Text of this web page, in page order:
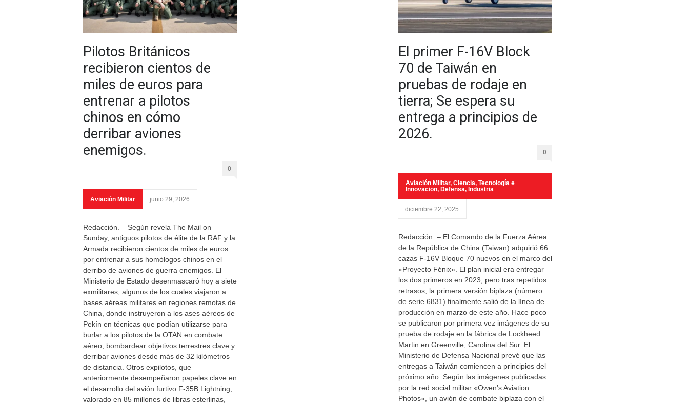
Pilotos Británicos
recibieron cientos de
miles de euros para
entrenar a pilotos
chinos en cómo
derribar aviones
enemigos.
0
Aviación Militar junio 29, 2026
Redacción. – Según revela The Mail on
Sunday, antiguos pilotos de élite de la RAF y la
Armada recibieron cientos de miles de euros
por entrenar a sus homólogos chinos en el
derribo de aviones de guerra enemigos. El
Ministerio de Estado desenmascaró hoy a siete
exmilitares, algunos de los cuales viajaron a
bases aéreas militares en regiones remotas de
China, donde instruyeron a los ases aéreos de
Pekín en técnicas que podían utilizarse para
burlar a los pilotos de la OTAN en combate
aéreo, bombardear objetivos terrestres clave y
derribar aviones desde más de 32 kilómetros
de distancia. Otros expilotos, que
anteriormente desempeñaron papeles clave en
el desarrollo del avión furtivo F-35B Lightning,
valorado en 85 millones de libras esterlinas,
El primer F-16V Block
70 de Taiwán en
pruebas de rodaje en
tierra; Se espera su
entrega a principios de
2026.
0
Aviación Militar, Ciencia, Tecnología e
Innovacion, Defensa, Industria
diciembre 22, 2025
Redacción. – El Comando de la Fuerza Aérea
de la República de China (Taiwan) adquirió 66
cazas F-16V Bloque 70 nuevos en el marco del
«Proyecto Fénix». El plan inicial era entregar
los dos primeros en 2023, pero tras repetidos
retrasos, la primera versión biplaza (número
de serie 6831) finalmente salió de la línea de
producción en marzo de este año. Hace poco
se publicaron por primera vez imágenes de su
prueba de rodaje en la fábrica de Lockheed
Martin en Greenville, Carolina del Sur. El
Ministerio de Defensa Nacional prevé que las
entregas a Taiwán comiencen a principios del
próximo año. Según las imágenes publicadas
por la red social militar «Owen’s Aviation
Photos», un avión de combate biplaza con el